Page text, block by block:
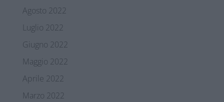
Agosto 2022
Luglio 2022
Giugno 2022
Maggio 2022
Aprile 2022
Marzo 2022